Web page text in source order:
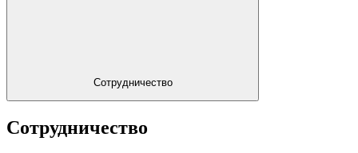
Сотрудничество
Сотрудничество